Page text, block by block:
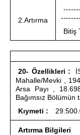
2.Artırma
Bitiş
20- Özellikleri :
Mahalle/Mevki ,
Arsa Payı ,
Bağımsız Bölümün
Kıymeti :
Artırma Bilgileri